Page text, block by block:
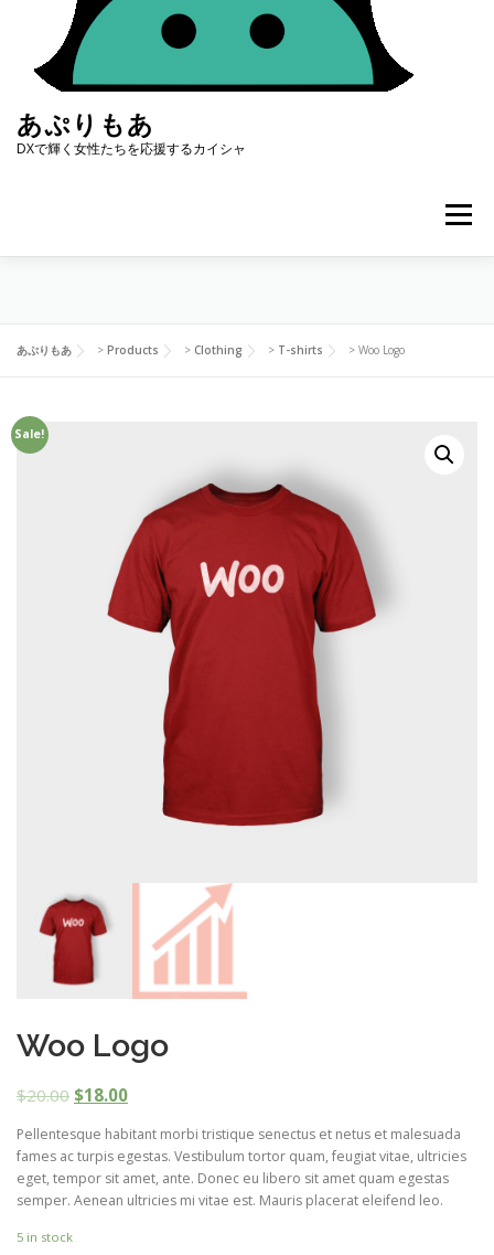
あぷりもあ
DXで輝く女性たちを応援するカイシャ
メニュー
あぷりもあ > Products > Clothing > T-shirts > Woo Logo
Sale!
Woo Logo
$20.00 $18.00
Pellentesque habitant morbi tristique senectus et netus et malesuada
fames ac turpis egestas. Vestibulum tortor quam, feugiat vitae, ultricies
eget, tempor sit amet, ante. Donec eu libero sit amet quam egestas
semper. Aenean ultricies mi vitae est. Mauris placerat eleifend leo.
5 in stock